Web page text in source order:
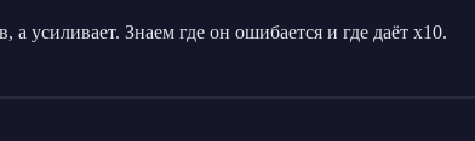
а усиливает. Знаем где он ошибается и где даёт х10.